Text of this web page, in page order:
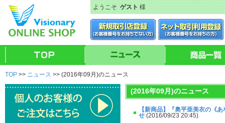
ようこそゲスト様
TOP >> ニュース >> (2016年09月)のニュース
(2016年09月)のニュース
【新商品】『奥平亜美衣の《
せ (2016/09/23 20:45)